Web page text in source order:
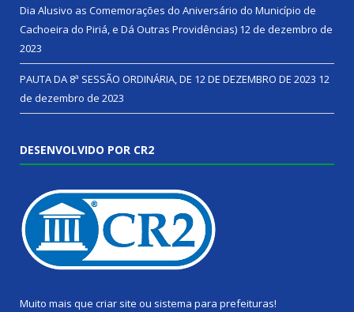
Dia Alusivo as Comemorações do Aniversário do Município de
Cachoeira do Piriá, e Dá Outras Providências) 12 de dezembro de
2023
PAUTA DA 8ª SESSÃO ORDINÁRIA, DE 12 DE DEZEMBRO DE 2023 12
de dezembro de 2023
DESENVOLVIDO POR CR2
Muito mais que criar site ou sistema para prefeituras!